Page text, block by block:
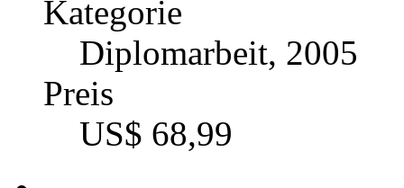
Fach
BWL - Customer-
Kategorie
Diplomarbeit, 2005